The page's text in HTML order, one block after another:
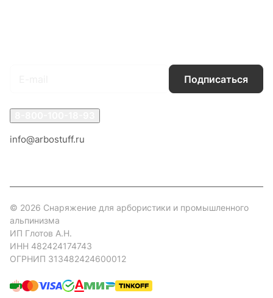
Подписаться
info@arbostuff.ru
© 2026 Снаряжение для арбористики и промышленного
альпинизма
ИП Глотов А.Н.
ИНН 482424174743
ОГРНИП 313482424600012